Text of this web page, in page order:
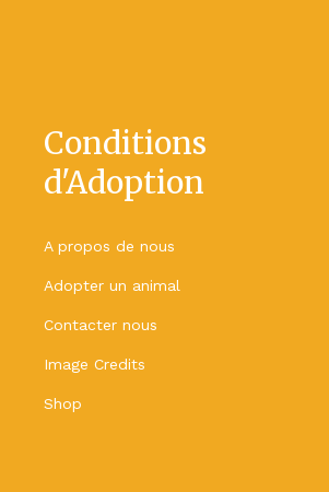
Conditions
d'Adoption
A propos de nous
Adopter un animal
Contacter nous
Image Credits
Shop